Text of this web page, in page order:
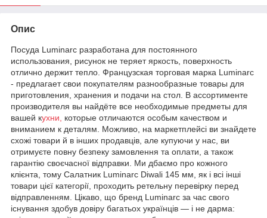
Опис
Посуда Luminarc разработана для постоянного
использования, рисунок не теряет яркость, поверхность
отлично держит тепло. Французская торговая марка Luminarc
- предлагает свои покупателям разнообразные товары для
приготовления, хранения и подачи на стол. В ассортименте
производителя вы найдёте все необходимые предметы для
вашей кухни,
которые отличаются особым качеством и
вниманием к деталям. Можливо, на маркетплейсі ви знайдете
схожі товари й в інших продавців, але купуючи у нас, ви
отримуєте повну безпеку замовлення та оплати, а також
гарантію своєчасної відправки. Ми дбаємо про кожного
клієнта, тому Салатник Luminarc Diwali 145 мм, як і всі інші
товари цієї категорії, проходить ретельну перевірку перед
відправленням. Цікаво, що бренд Luminarc за час свого
існування здобув довіру багатьох українців — і не дарма: